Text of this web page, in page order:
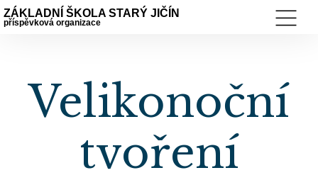
ZÁKLADNÍ ŠKOLA STARÝ JIČÍN
příspěvková organizace
Velikonoční
tvoření